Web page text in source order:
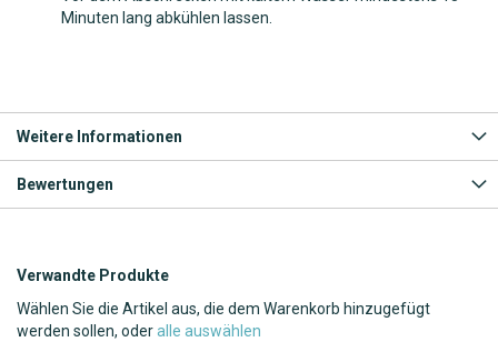
Minuten lang abkühlen lassen.
Weitere Informationen
Bewertungen
Verwandte Produkte
Wählen Sie die Artikel aus, die dem Warenkorb hinzugefügt
werden sollen, oderalle auswählen